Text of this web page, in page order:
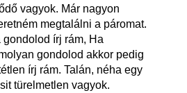
vagyok. Már nagyon
megtalálni a páromat.
gondolod írj rám, Ha
gondolod akkor pedig
írj rám. Talán, néha egy
türelmetlen vagyok.